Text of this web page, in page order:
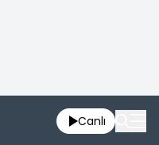
Canlı